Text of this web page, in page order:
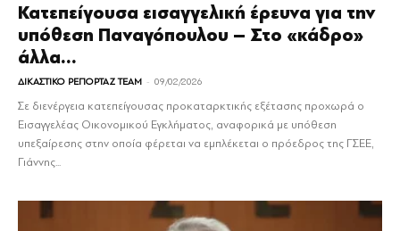
Κατεπείγουσα εισαγγελική έρευνα για την
υπόθεση Παναγόπουλου – Στο «κάδρο»
άλλα...
ΔΙΚΑΣΤΙΚΟ ΡΕΠΟΡΤΑΖ TEAM - 09/02/2026
Σε διενέργεια κατεπείγουσας προκαταρκτικής εξέτασης προχωρά ο
Εισαγγελέας Οικονομικού Εγκλήματος, αναφορικά με υπόθεση
υπεξαίρεσης στην οποία φέρεται να εμπλέκεται ο πρόεδρος της ΓΣΕΕ,
Γιάννης...